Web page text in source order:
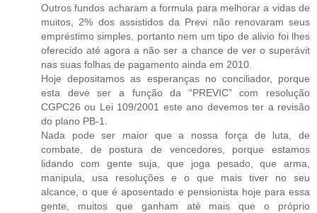
Outros fundos acharam a formula para melhorar a vidas de
muitos, 2% dos assistidos da Previ não renovaram seus
empréstimo simples, portanto nem um tipo de alivio foi lhes
oferecido até agora a não ser a chance de ver o superávit
nas suas folhas de pagamento ainda em 2010.
Hoje depositamos as esperanças no conciliador, porque
esta deve ser a função da “PREVIC” com resolução
CGPC26 ou Lei 109/2001 este ano devemos ter a revisão
do plano PB-1.
Nada pode ser maior que a nossa força de luta, de
combate, de postura de vencedores, porque estamos
lidando com gente suja, que joga pesado, que arma,
manipula, usa resoluções e o que mais tiver no seu
alcance, o que é aposentado e pensionista hoje para essa
gente, muitos que ganham até mais que o próprio